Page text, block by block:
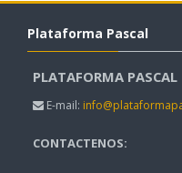
Plataforma Pascal
PLATAFORMA PASCAL
E-mail:
CONTACTENOS: